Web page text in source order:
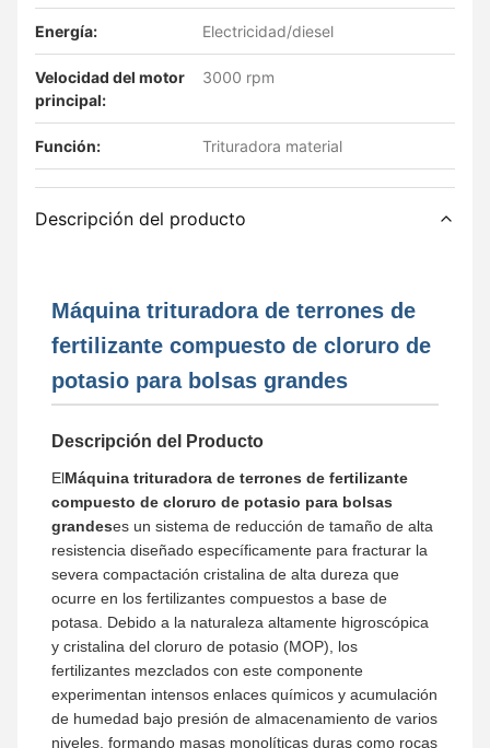
Energía: Electricidad/diesel
Velocidad del motor
principal:
3000 rpm
Función: Trituradora material
Descripción del producto
Máquina trituradora de terrones de
fertilizante compuesto de cloruro de
potasio para bolsas grandes
Descripción del Producto
ElMáquina trituradora de terrones de fertilizante
compuesto de cloruro de potasio para bolsas
grandeses un sistema de reducción de tamaño de alta
resistencia diseñado específicamente para fracturar la
severa compactación cristalina de alta dureza que
ocurre en los fertilizantes compuestos a base de
potasa. Debido a la naturaleza altamente higroscópica
y cristalina del cloruro de potasio (MOP), los
fertilizantes mezclados con este componente
experimentan intensos enlaces químicos y acumulación
de humedad bajo presión de almacenamiento de varios
niveles, formando masas monolíticas duras como rocas